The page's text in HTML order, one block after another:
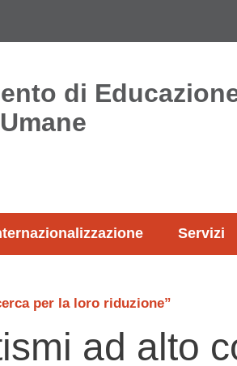
di
Servizi
per la loro riduzione”
ad alto